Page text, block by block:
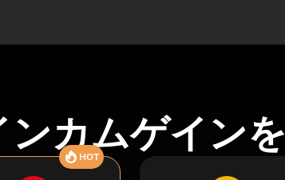
カムゲインを
HOT